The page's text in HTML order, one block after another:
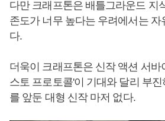
다만 크래프톤은 배틀그라운드 지
존도가 너무 높다는 우려에서는 자
다.
더욱이 크래프톤은 신작 액션 서바
스토 프로토콜'이 기대와 달리 부진
를 앞둔 대형 신작 마저 없다.